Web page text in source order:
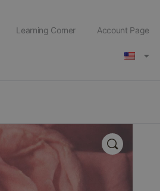
Learning Corner Account Page
🔍